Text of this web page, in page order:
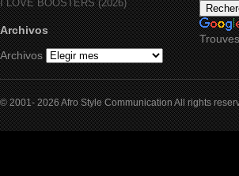
I LOVE BOOSTERS (2026)
Archivos
Archivos
© 2001- 2026 Afro Style Communication All rights